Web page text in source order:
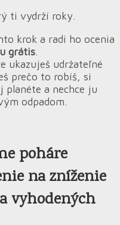
ti vydrží roky.
krok a radi ho ocenia
grátis.
ukazuješ udržateľné
prečo to robíš, si
planéte a nechce ju
odpadom.
poháre
na zníženie
vyhodených